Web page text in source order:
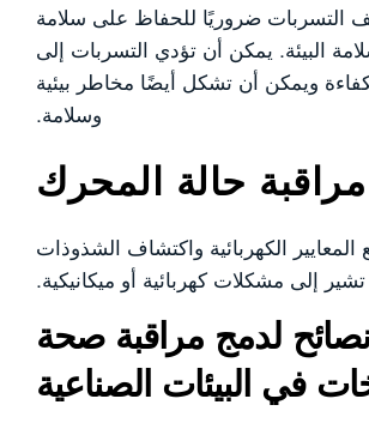
التسربات ضروريًا للحفاظ على سلامة
البيئة. يمكن أن تؤدي التسربات إلى
ويمكن أن تشكل أيضًا مخاطر بيئية
وسلامة.
مراقبة حالة المحرك
الكهربائية واكتشاف الشذوذات
إلى مشكلات كهربائية أو ميكانيكية.
5 نصائح لدمج مراقبة صحة
في البيئات الصناعية